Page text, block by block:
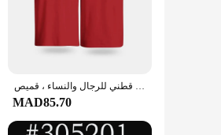
تي شيرت قطني للرجال والنساء ، قميص Gfit ، مملكة المغرب ، مغربي ، فخر ، كاجوال ، عتيق ، قمصان مقاسات ، صيف
MAD85.70